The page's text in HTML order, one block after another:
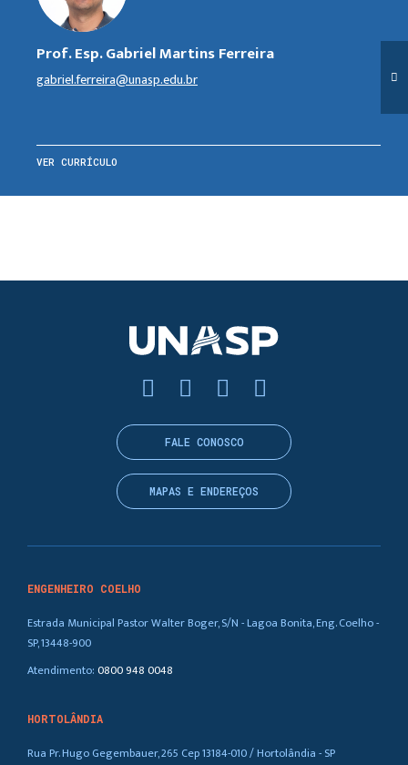
Prof. Esp. Gabriel Martins Ferreira
gabriel.ferreira@unasp.edu.br
VER CURRÍCULO
ENGENHEIRO COELHO
Estrada Municipal Pastor Walter Boger, S/N - Lagoa Bonita, Eng. Coelho -
SP, 13448-900
Atendimento:0800 948 0048
HORTOLÂNDIA
Rua Pr. Hugo Gegembauer, 265 Cep 13184-010 / Hortolândia - SP
FALE CONOSCO
MAPAS E ENDEREÇOS